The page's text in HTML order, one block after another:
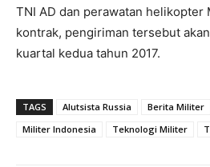
TNI AD dan perawatan helikopter
kontrak, pengiriman tersebut
kuartal kedua tahun 2017.
TAGS Alutsista Russia Berita Militer
Militer Indonesia
Teknologi Militer